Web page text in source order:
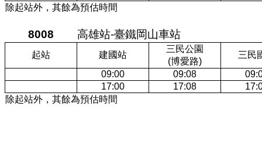
除起站外，其餘為預估時間
8008 高雄站-臺鐵岡山車站
起站 建國站
三民公園
(博愛路)
三民
09:00
09:08
17:00
17:08
除起站外，其餘為預估時間